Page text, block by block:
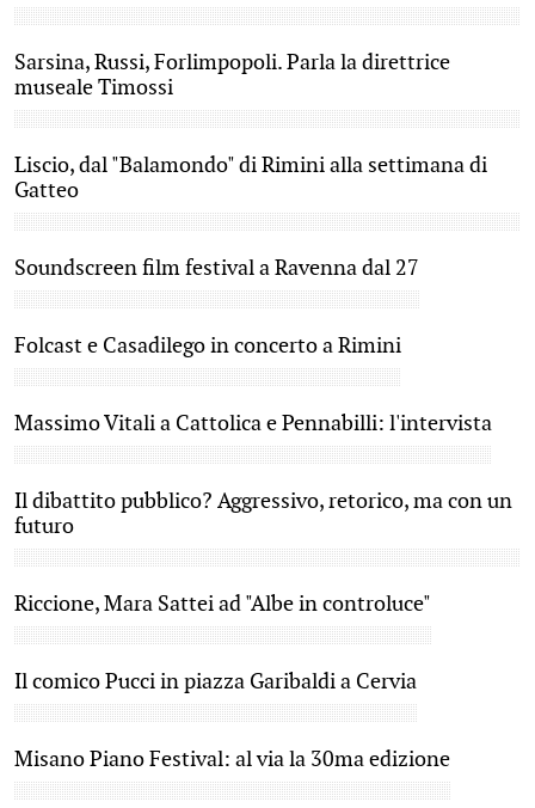
Sarsina, Russi, Forlimpopoli. Parla la direttrice
museale Timossi
Liscio, dal "Balamondo" di Rimini alla settimana di
Gatteo
Soundscreen film festival a Ravenna dal 27
Folcast e Casadilego in concerto a Rimini
Massimo Vitali a Cattolica e Pennabilli: l'intervista
Il dibattito pubblico? Aggressivo, retorico, ma con un
futuro
Riccione, Mara Sattei ad "Albe in controluce"
Il comico Pucci in piazza Garibaldi a Cervia
Misano Piano Festival: al via la 30ma edizione